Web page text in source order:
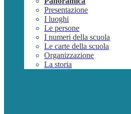
Presentazione
I luoghi
Le persone
I numeri della scuola
Le carte della scuola
Organizzazione
La storia